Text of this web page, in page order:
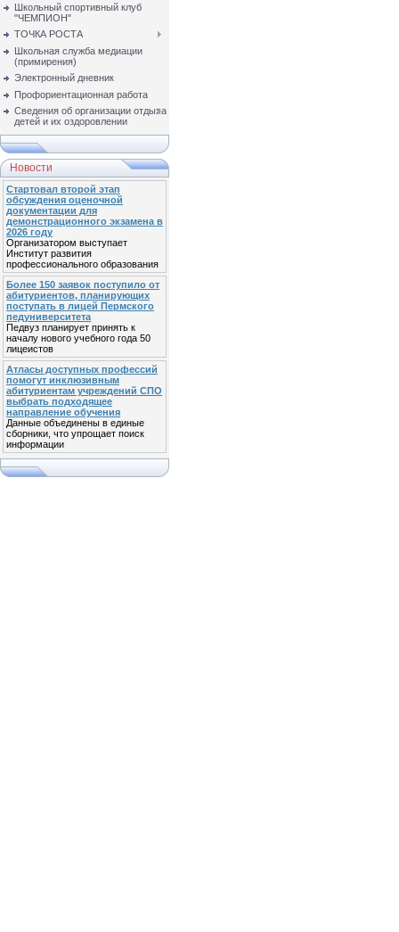
Школьный спортивный клуб
"ЧЕМПИОН"
ТОЧКА РОСТА
Школьная служба медиации
(примирения)
Электронный дневник
Профориентационная работа
Сведения об организации отдыха
детей и их оздоровлении
Новости
Стартовал второй этап
обсуждения оценочной
документации для
демонстрационного экзамена в
2026 году
Организатором выступает
Институт развития
профессионального образования
Более 150 заявок поступило от
абитуриентов, планирующих
поступать в лицей Пермского
педуниверситета
Педвуз планирует принять к
началу нового учебного года 50
лицеистов
Атласы доступных профессий
помогут инклюзивным
абитуриентам учреждений СПО
выбрать подходящее
направление обучения
Данные объединены в единые
сборники, что упрощает поиск
информации